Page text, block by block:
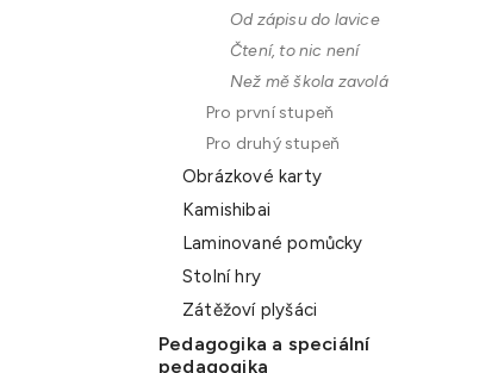
Od zápisu do lavice
Čtení, to nic není
Než mě škola zavolá
Pro první stupeň
Pro druhý stupeň
Obrázkové karty
Kamishibai
Laminované pomůcky
Stolní hry
Zátěžoví plyšáci
Pedagogika a speciální
pedagogika